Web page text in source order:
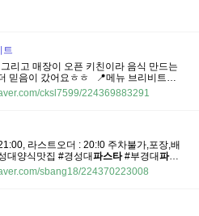
트
리고 매장이 오픈 키친이라 음식 만드는
믿음이 갔어요ㅎㅎ ​ ​ 📍메뉴 브리비트는
, 사이드 메뉴까지 다양하게 준비되어 있
ㅎ ​ 오일
cksl7599/224369883291
라스트오더 : 20:!0 주차불가,포장,배
대양식맛집 #경성대파스타#부경대파스
요 :) ​ 오늘은 경성대 부경대 양식 맛집 "미
스타가 당겨서 방문했구요 경성대 양식 맛
sbang18/224370223008